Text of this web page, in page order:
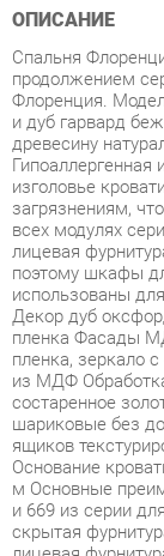
продолжением
Флоренция.
и дуб гарвард
древесину
Гипоаллергенная
изголовье
загрязнениям,
всех модулях
лицевая
поэтому шкафы
использованы для
Декор дуб
пленка Фасады
пленка, зеркало с
из МДФ Обработка
состаренное
шариковые без
ящиков
Основание
м Основные
и 669 из серии для
скрытая
лицевая
эстетическими
древесину
гипоаллергенная